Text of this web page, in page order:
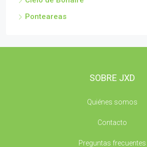
Ponteareas
SOBRE JXD
Quiénes somos
Contacto
Preguntas frecuentes